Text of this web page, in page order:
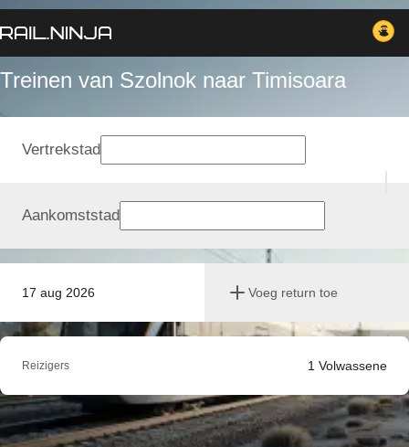
Treinen van Szolnok naar Timisoara
17 aug 2026 Voeg return toe
Vertrekstad
Aankomststad
Reizigers 1 Volwassene